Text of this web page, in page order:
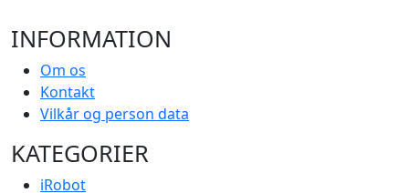
INFORMATION
Om os
Kontakt
Vilkår og person data
KATEGORIER
iRobot